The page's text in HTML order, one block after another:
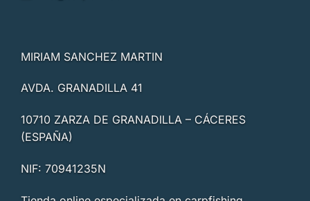
MIRIAM SANCHEZ MARTIN
AVDA. GRANADILLA 41
10710 ZARZA DE GRANADILLA – CÁCERES
(ESPAÑA)
NIF: 70941235N